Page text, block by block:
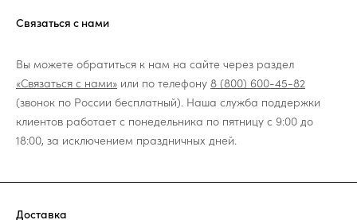
Связаться с нами
Вы можете обратиться к нам на сайте через раздел
«Связаться с нами» или по телефону 8 (800) 600-45-82
(звонок по России бесплатный). Наша служба поддержки
клиентов работает с понедельника по пятницу с 9:00 до
18:00, за исключением праздничных дней.
Доставка